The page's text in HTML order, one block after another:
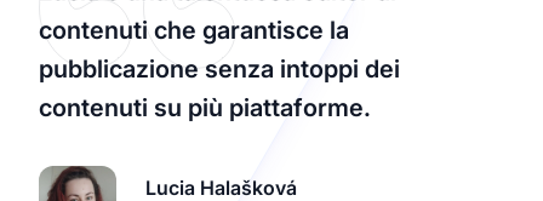
contenuti che garantisce la
pubblicazione senza intoppi dei
contenuti su più piattaforme.
Lucia Halašková